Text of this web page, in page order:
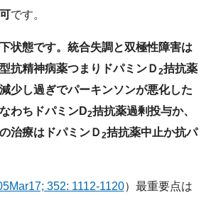
です。
状態です。統合失調と双極性障害は
抗精神病薬つまりドパミンＤ 2拮抗薬
少し過ぎでパーキンソンが悪化した
わちドパミンD2拮抗薬過剰投与か、
治療はドパミンＤ 2拮抗薬中止か抗パ
352: 1112-1120）最重要点は